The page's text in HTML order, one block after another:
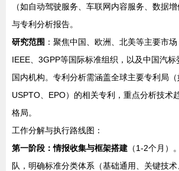
（如自动驾驶服务、车联网内容服务、数据
与专利分析报告。
研究范围 ：聚焦中国、欧洲、北美等主要市场
IEEE、3GPP等国际标准组织，以及中国汽
国内机构。专利分析需涵盖全球主要专利局（
USPTO、EPO）的相关专利，重点分析技术
格局。
工作分解与执行路线图：
第一阶段：情报收集与框架搭建 （1-2个月）
队，明确标准分类体系（基础通用、关键技